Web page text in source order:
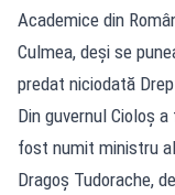
Academice din
Culmea, deși se
predat niciodată
Din guvernul Cioloș
fost numit ministru
Dragoș Tudorache,